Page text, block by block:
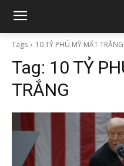
Tags 10 TỶ PHÚ MỸ MẤT TRẮNG
Tag: 10 TỶ
TRẮNG